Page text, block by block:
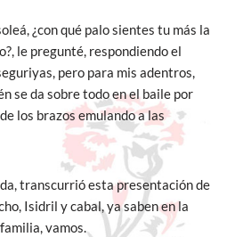
¿con qué palo sientes tu más la
le pregunté, respondiendo el
pero para mis adentros,
se da sobre todo en el baile por
los brazos emulando a las
transcurrió esta presentación de
Isidril y cabal, ya saben en la
vamos.